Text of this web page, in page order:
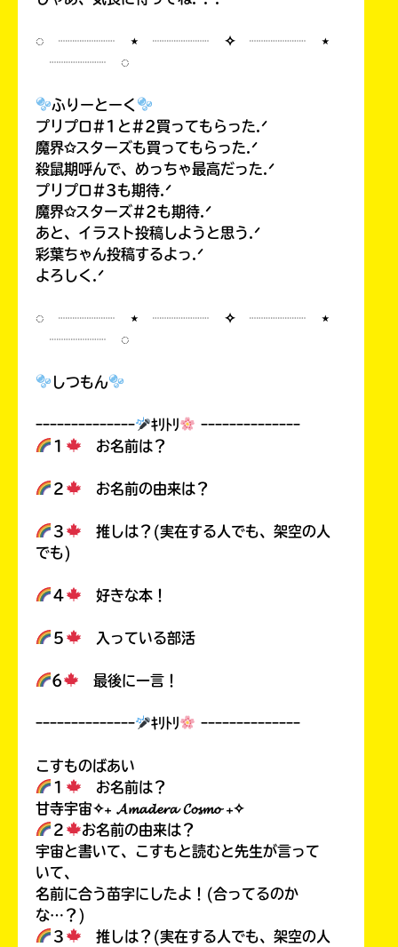
◌ ┈┈┈┈ ⋆ ┈┈┈┈ ✧ ┈┈┈┈ ⋆
┈┈┈┈ ◌
ふりーとーく
プリプロ#1と#2買ってもらった.ᐟ
魔界✩スターズも買ってもらった.ᐟ
殺鼠期呼んで、めっちゃ最高だった.ᐟ
プリプロ#3も期待.ᐟ
魔界✩スターズ#2も期待.ᐟ
あと、イラスト投稿しようと思う.ᐟ
彩葉ちゃん投稿するよっ.ᐟ
よろしく.ᐟ
◌ ┈┈┈┈ ⋆ ┈┈┈┈ ✧ ┈┈┈┈ ⋆
┈┈┈┈ ◌
しつもん
ｰｰｰｰｰｰｰｰｰｰｰｰｰｰ ｷﾘﾄﾘ
ｰｰｰｰｰｰｰｰｰｰｰｰｰｰ
１
お名前は？
２ お名前の由来は？
３
推しは？(実在する人でも、架空の人
でも)
４ 好きな本！
５ 入っている部活
6 最後に一言！
ｰｰｰｰｰｰｰｰｰｰｰｰｰｰ ｷﾘﾄﾘ ｰｰｰｰｰｰｰｰｰｰｰｰｰｰ
こすものばあい
１
お名前は？
甘寺宇宙✧₊ 𝓐𝓶𝓪𝓭𝓮𝓻𝓪 𝓒𝓸𝓼𝓶𝓸 ₊✧
２
お名前の由来は？
宇宙と書いて、こすもと読むと先生が言って
いて、
名前に合う苗字にしたよ！(合ってるのか
な…？)
３
推しは？(実在する人でも、架空の人